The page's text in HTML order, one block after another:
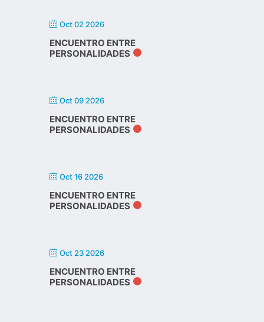
Oct 02 2026
ENCUENTRO ENTRE
PERSONALIDADES
Oct 09 2026
ENCUENTRO ENTRE
PERSONALIDADES
Oct 16 2026
ENCUENTRO ENTRE
PERSONALIDADES
Oct 23 2026
ENCUENTRO ENTRE
PERSONALIDADES